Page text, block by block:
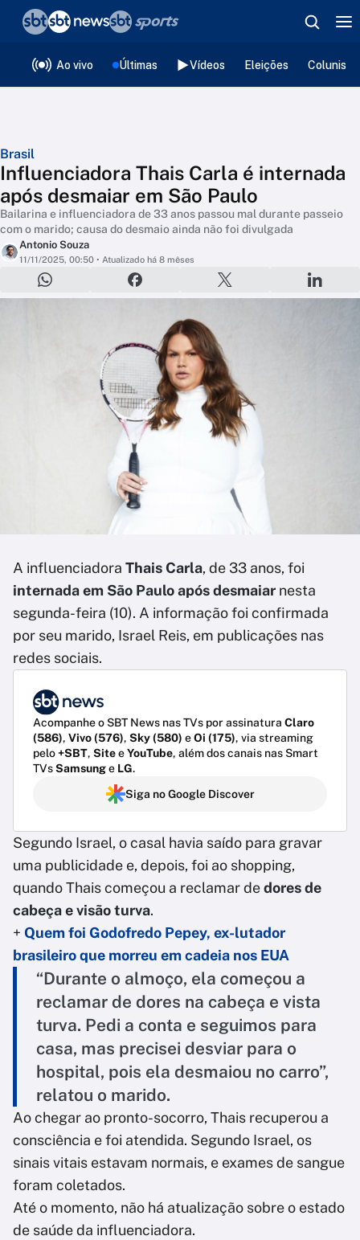
Ao vivo Últimas Vídeos Eleições
Brasil
Influenciadora Thais Carla é internada
após desmaiar em São Paulo
Bailarina e influenciadora de 33 anos passou mal durante passeio
com o marido; causa do desmaio ainda não foi divulgada
Antonio Souza
11/11/2025, 00:50 • Atualizado há 8 mêses
A influenciadora Thais Carla, de 33 anos, foi
internada em São Paulo após desmaiar nesta
segunda-feira (10). A informação foi confirmada
por seu marido, Israel Reis, em publicações nas
redes sociais.
Acompanhe o SBT News nas TVs por assinatura Claro
(586), Vivo (576), Sky (580) eOi (175), via streaming
pelo+SBT, SiteeYouTube, além dos canais nas Smart
TVsSamsunge LG.
Siga no Google Discover
Segundo Israel, o casal havia saído para gravar
uma publicidade e, depois, foi ao shopping,
quando Thais começou a reclamar dedores de
cabeça e visão turva.
+ Quem foi Godofredo Pepey, ex-lutador
brasileiro que morreu em cadeia nos EUA
“Durante o almoço, ela começou a
reclamar de dores na cabeça e vista
turva. Pedi a conta e seguimos para
casa, mas precisei desviar para o
hospital, pois ela desmaiou no carro”,
relatou o marido.
Ao chegar ao pronto-socorro, Thais recuperou a
consciência e foi atendida. Segundo Israel, os
sinais vitais estavam normais, e exames de sangue
foram coletados.
Até o momento, não há atualização sobre o estado
de saúde da influenciadora.
❮voltar
Editorias